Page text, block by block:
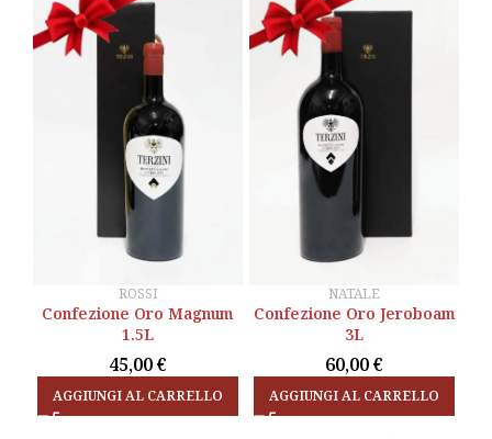
Confezione Oro Magnum
1.5L
45,00€
ROSSI
Confezione Oro Magnum
1.5L
45,00€
AGGIUNGI AL CARRELLO
Confezione Oro Jeroboam
3L
60,00€
NATALE
Confezione Oro Jeroboam
3L
60,00€
AGGIUNGI AL CARRELLO